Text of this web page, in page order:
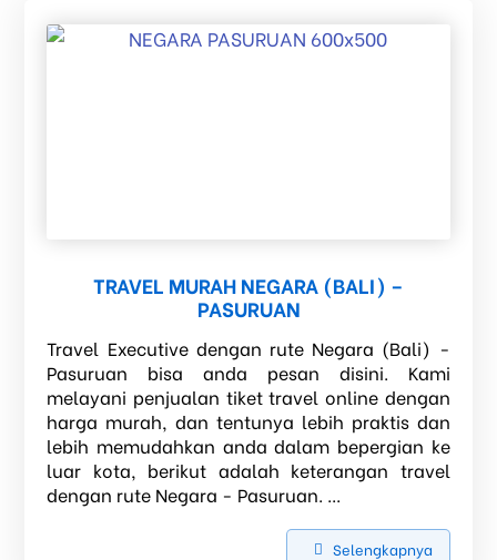
TRAVEL MURAH NEGARA (BALI) –
PASURUAN
Travel Executive dengan rute Negara (Bali) -
Pasuruan bisa anda pesan disini. Kami
melayani penjualan tiket travel online dengan
harga murah, dan tentunya lebih praktis dan
lebih memudahkan anda dalam bepergian ke
luar kota, berikut adalah keterangan travel
dengan rute Negara - Pasuruan. ...
Selengkapnya